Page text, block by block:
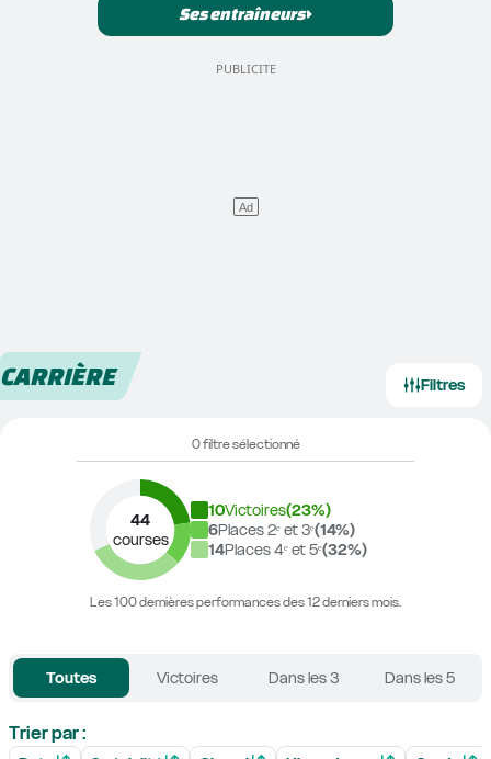
Ses entraîneurs
CARRIÈRE Filtres
0 filtre sélectionné
44
courses
10Victoires(23%)
6Places 2ᵉ et 3ᵉ(14%)
14Places 4ᵉ et 5ᵉ(32%)
Les 100 dernières performances des 12 derniers mois.
Toutes Victoires Dans les 3 Dans les 5
Trier par :